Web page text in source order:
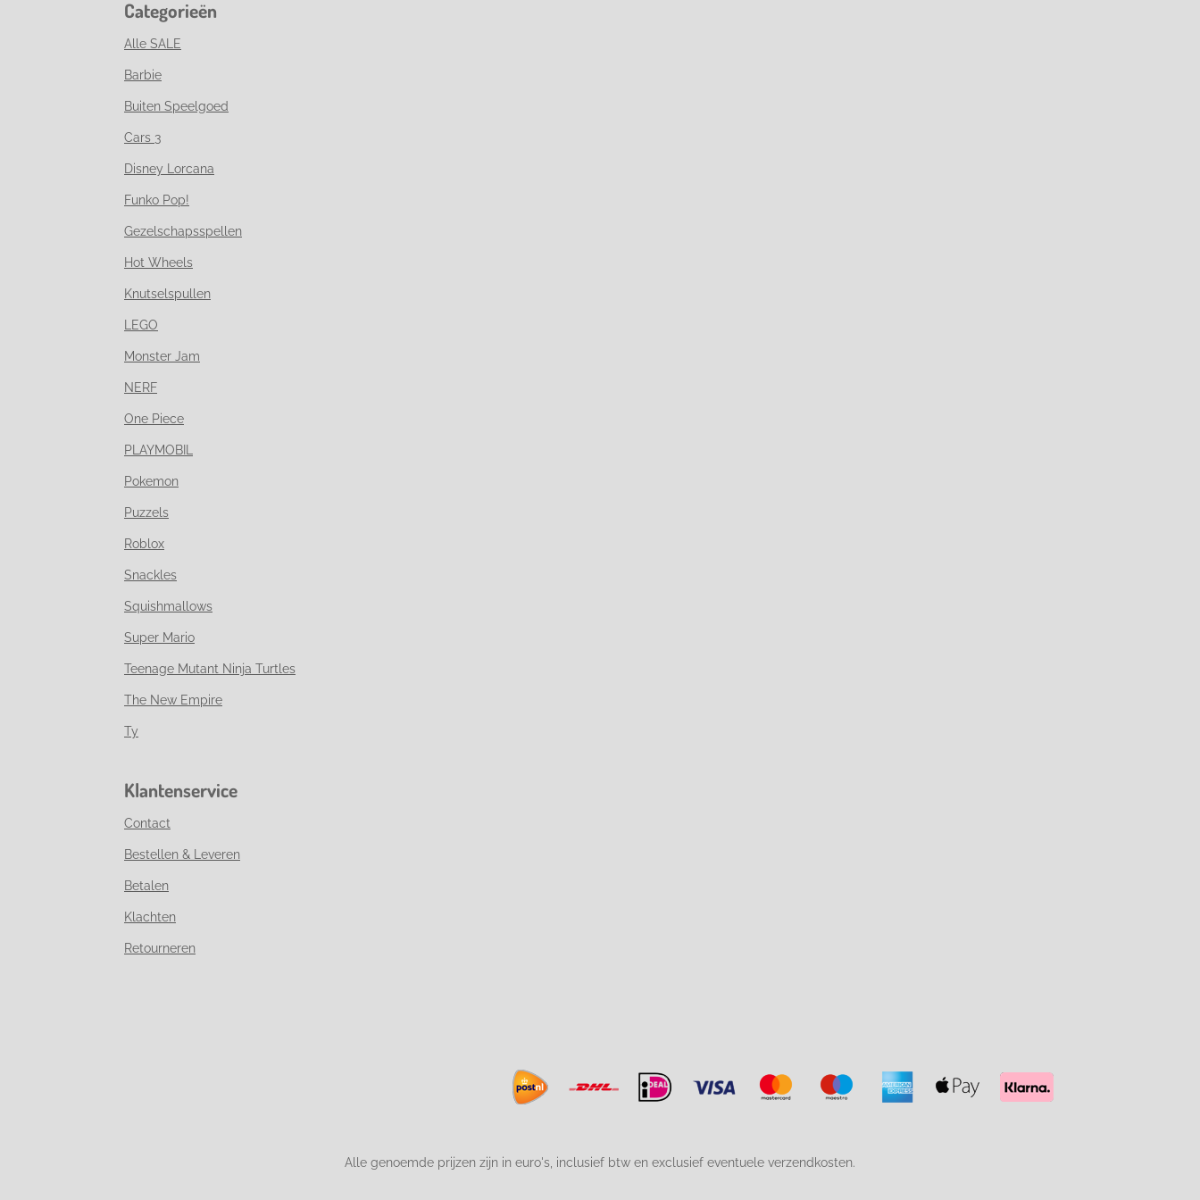
Categorieën
Alle SALE
Barbie
Buiten Speelgoed
Cars 3
Disney Lorcana
Funko Pop!
Gezelschapsspellen
Hot Wheels
Knutselspullen
LEGO
Monster Jam
NERF
One Piece
PLAYMOBIL
Pokemon
Puzzels
Roblox
Snackles
Squishmallows
Super Mario
Teenage Mutant Ninja Turtles
The New Empire
Ty
Klantenservice
Contact
Bestellen & Leveren
Betalen
Klachten
Retourneren
Alle genoemde prijzen zijn in euro's, inclusief btw en exclusief eventuele verzendkosten.